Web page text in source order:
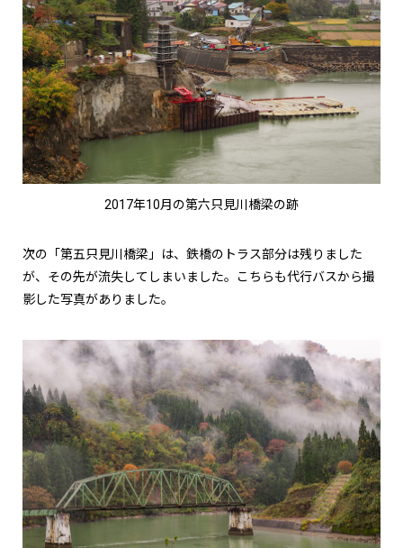
2017年10月の第六只見川橋梁の跡
次の「第五只見川橋梁」は、鉄橋のトラス部分は残りました
が、その先が流失してしまいました。こちらも代行バスから撮
影した写真がありました。